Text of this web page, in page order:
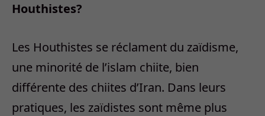
Houthistes?
Les Houthistes se réclament du zaïdisme,
une minorité de l’islam chiite, bien
différente des chiites d’Iran. Dans leurs
pratiques, les zaïdistes sont même plus